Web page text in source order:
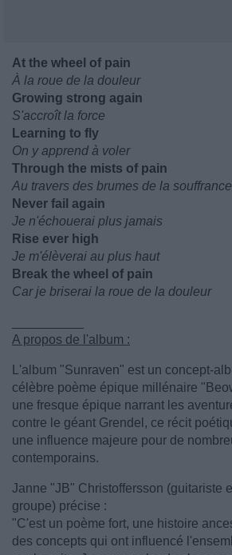
At the wheel of pain
À la roue de la douleur
Growing strong again
S'accroît la force
Learning to fly
On y apprend à voler
Through the mists of pain
Au travers des brumes de la souffrance
Never fail again
Je n'échouerai plus jamais
Rise ever high
Je m'élèverai au plus haut
Break the wheel of pain
Car je briserai la roue de la douleur
A propos de l'album :
L'album "Sunraven" est un concept-
célèbre poème épique millénaire
une fresque épique narrant les
contre le géant Grendel, ce récit
une influence majeure pour de
contemporains.
Janne "JB" Christoffersson (guitariste
groupe) précise :
"C'est un poème fort, une histoire
des concepts qui ont influencé